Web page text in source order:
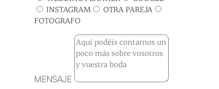
INSTAGRAM
OTRA PAREJA
FOTOGRAFO
MENSAJE